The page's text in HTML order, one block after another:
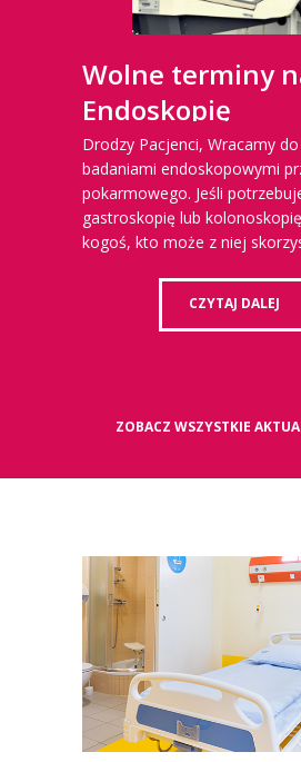
Wolne terminy
Endoskopię
Drodzy Pacjenci, Wracamy
badaniami endoskopowymi
pokarmowego. Jeśli
gastroskopię lub
kogoś, kto może z niej
CZYTAJ DALEJ
ZOBACZ WSZYSTKIE